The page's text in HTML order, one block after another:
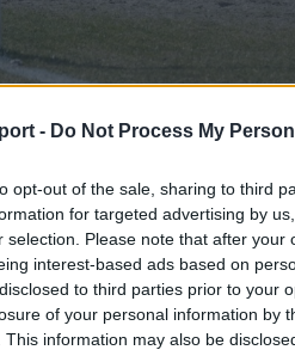
- Do Not Process My
opt-out of the sale, sharing to third
for targeted advertising by
selection. Please note that after
interest-based ads based on
to third parties prior to your
of your personal information by
This information may also be
elejétől a csíkiak dominálták,
eltaláló lövésük sem volt.
de a szervezetten záró
találat.
azonban gyorsan megtört a